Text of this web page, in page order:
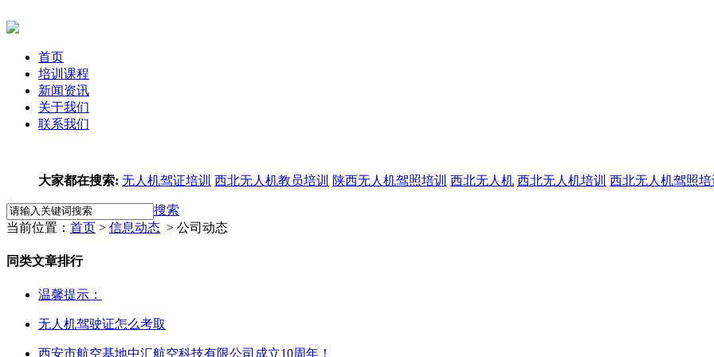
首页
培训课程
新闻资讯
关于我们
联系我们
大家都在搜索: 无人机驾证培训 西北无人机教员培训 陕西无人机驾照培训 西北无人机 西北无人机培训 西北无人机驾照培
搜索
当前位置： 首页 > 信息动态 > 公司动态
同类文章排行
温馨提示：
无人机驾驶证怎么考取
西安市航空基地中汇航空科技有限公司成立10周年！